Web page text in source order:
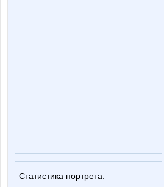
Статистика портрета: